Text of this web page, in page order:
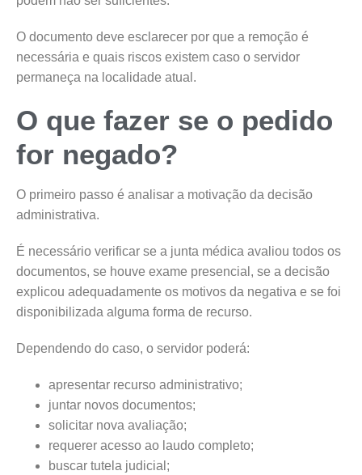
O documento deve esclarecer por que a remoção é
necessária e quais riscos existem caso o servidor
permaneça na localidade atual.
O que fazer se o pedido
for negado?
O primeiro passo é analisar a motivação da decisão
administrativa.
É necessário verificar se a junta médica avaliou todos os
documentos, se houve exame presencial, se a decisão
explicou adequadamente os motivos da negativa e se foi
disponibilizada alguma forma de recurso.
Dependendo do caso, o servidor poderá:
apresentar recurso administrativo;
juntar novos documentos;
solicitar nova avaliação;
requerer acesso ao laudo completo;
buscar tutela judicial;